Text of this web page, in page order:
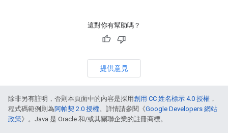
這對你有幫助嗎？
提供意見
除非另有註明，否則本頁面中的內容是採用創用 CC 姓名標示 4.0 授權 ，
程式碼範例則為阿帕契 2.0 授權。詳情請參閱《Google Developers 網站
政策》。Java 是 Oracle 和/或其關聯企業的註冊商標。